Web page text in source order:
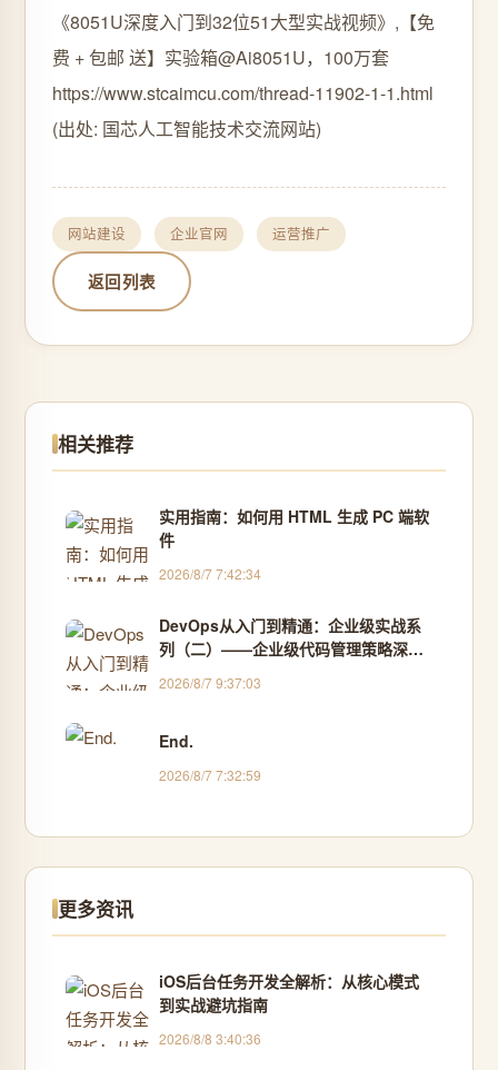
《8051U深度入门到32位51大型实战视频》,【免
费 + 包邮 送】实验箱@Ai8051U，100万套
https://www.stcaimcu.com/thread-11902-1-1.html
(出处: 国芯人工智能技术交流网站)
网站建设 企业官网 运营推广
返回列表
相关推荐
实用指南：如何用 HTML 生成 PC 端软
件
2026/8/7 7:42:34
DevOps从入门到精通：企业级实战系
列（二）——企业级代码管理策略深度
2026/8/7 9:37:03
End.
2026/8/7 7:32:59
更多资讯
iOS后台任务开发全解析：从核心模式
到实战避坑指南
2026/8/8 3:40:36